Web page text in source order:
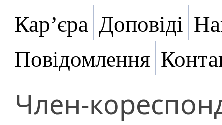
Кар’єра Доповіді
Повідомлення
Член-